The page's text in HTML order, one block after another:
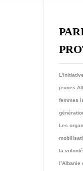
jeunes
femmes
Les
la
l’Albanie